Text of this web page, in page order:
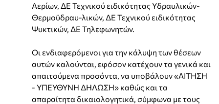
Αερίων, ΔΕ Τεχνικού ειδικότητας Υδραυλικών-
Θερμοϋδραυ-λικών, ΔΕ Τεχνικού ειδικότητας
Ψυκτικών, ΔΕ Τηλεφωνητών.
Οι ενδιαφερόμενοι για την κάλυψη των θέσεων
αυτών καλούνται, εφόσον κατέχουν τα γενικά και
απαιτούμενα προσόντα, να υποβάλουν «ΑΙΤΗΣΗ
- ΥΠΕΥΘΥΝΗ ΔΗΛΩΣΗ» καθώς και τα
απαραίτητα δικαιολογητικά, σύμφωνα με τους